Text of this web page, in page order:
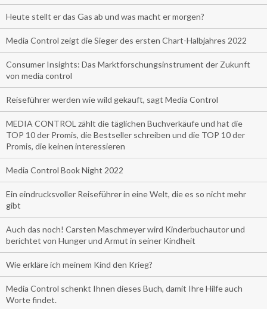
Heute stellt er das Gas ab und was macht er morgen?
Media Control zeigt die Sieger des ersten Chart-Halbjahres 2022
Consumer Insights: Das Marktforschungsinstrument der Zukunft
von media control
Reiseführer werden wie wild gekauft, sagt Media Control
MEDIA CONTROL zählt die täglichen Buchverkäufe und hat die
TOP 10 der Promis, die Bestseller schreiben und die TOP 10 der
Promis, die keinen interessieren
Media Control Book Night 2022
Ein eindrucksvoller Reiseführer in eine Welt, die es so nicht mehr
gibt
Auch das noch! Carsten Maschmeyer wird Kinderbuchautor und
berichtet von Hunger und Armut in seiner Kindheit
Wie erkläre ich meinem Kind den Krieg?
Media Control schenkt Ihnen dieses Buch, damit Ihre Hilfe auch
Worte findet.